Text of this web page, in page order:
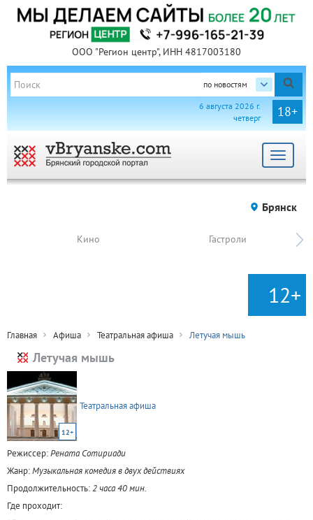
ООО "Регион центр", ИНН 4817003180
по новостям
18+
6 августа 2026 г.
четверг
Toggle
Брянск
Кино Гастроли
12+
Главная Афиша Театральная афиша Летучая мышь
Летучая мышь
12+
Театральная афиша
Режиссер:Рената Сотириади
Жанр:Музыкальная комедия в двух действиях
Продолжительность:2 часа 40 мин.
Где проходит: